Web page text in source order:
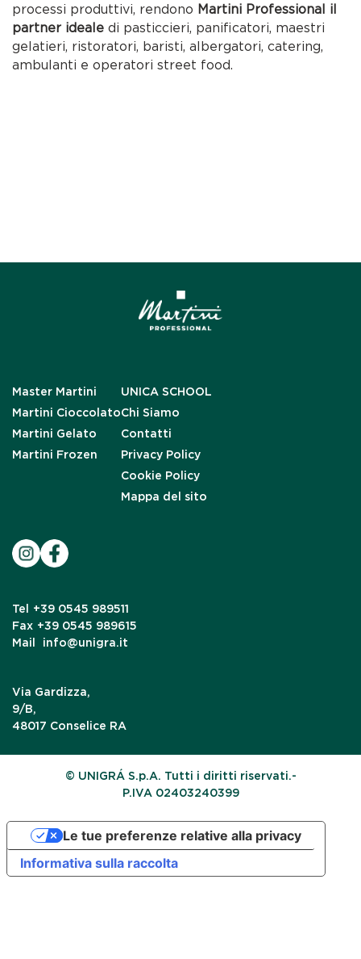
processi produttivi, rendono Martini Professional il
partner ideale di pasticcieri, panificatori, maestri
gelatieri, ristoratori, baristi, albergatori, catering,
ambulanti e operatori street food.
Master Martini
Martini Cioccolato
Martini Gelato
Martini Frozen
UNICA SCHOOL
Chi Siamo
Contatti
Privacy Policy
Cookie Policy
Mappa del sito
Tel
+39 0545 989511
Fax +39 0545 989615
Mail
info@unigra.it
Via Gardizza,
9/B,
48017 Conselice RA
© UNIGRÁ S.p.A. Tutti i diritti riservati.-
P.IVA 02403240399
Informativa sulla raccolta
Le tue preferenze relative alla privacy